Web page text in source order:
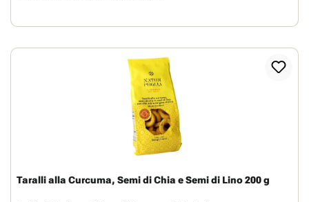
Taralli alla Curcuma, Semi di Chia e Semi di Lino 200 g